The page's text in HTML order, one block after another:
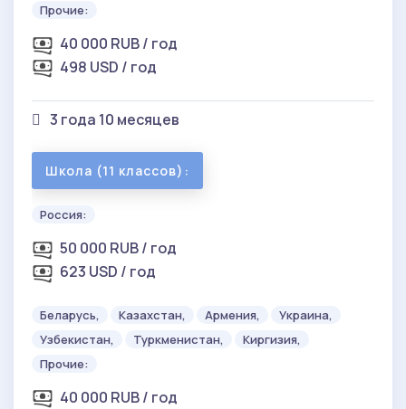
Прочие:
40 000 RUB / год
498 USD / год
3 года 10 месяцев
Школа (11 классов):
Россия:
50 000 RUB / год
623 USD / год
Беларусь, Казахстан, Армения,
Украина,
Узбекистан,
Туркменистан,
Киргизия,
Прочие:
40 000 RUB / год